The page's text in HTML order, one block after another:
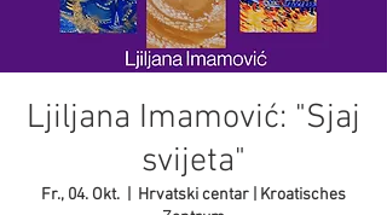
Ljiljana Imamović: "Sjaj
svijeta"
Fr., 04. Okt.
Hrvatski centar | Kroatisches